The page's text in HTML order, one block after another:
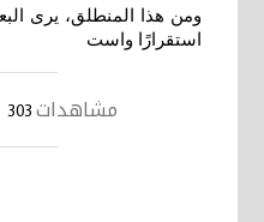
ومن هذا المنطلق، يرى
استقرارًا واست
مشاهدات 303